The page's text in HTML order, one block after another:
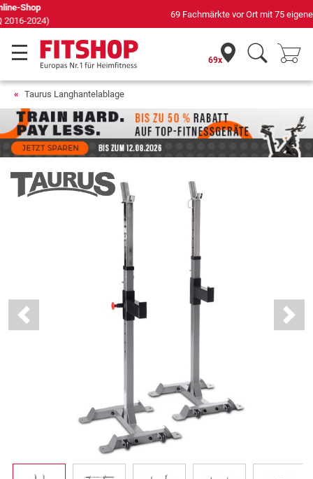
69 Fachmärkte vor Ort mit 75 eigenen Servicetechnikern
69x
Taurus Langhantelablage
Previous Next